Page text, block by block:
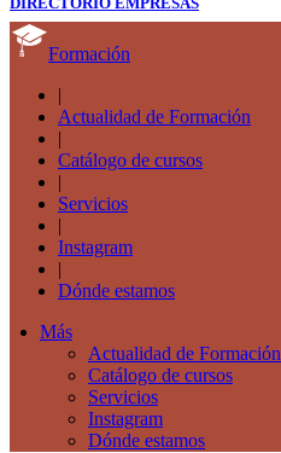
Formación
|
Actualidad de Formación
|
Catálogo de cursos
|
Servicios
|
Instagram
|
Dónde estamos
Más
Actualidad de Formación
Catálogo de cursos
Servicios
Instagram
Dónde estamos